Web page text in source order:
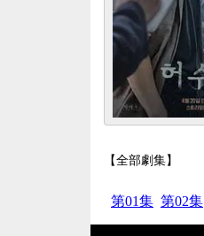
【全部劇集】
第01集 第02集